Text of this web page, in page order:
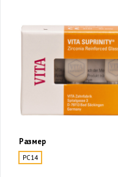
Размер
PC14